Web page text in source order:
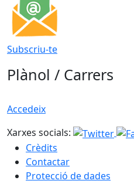
Subscriu-te
Plànol / Carrers
Accedeix
Xarxes socials:
Crèdits
Contactar
Protecció de dades